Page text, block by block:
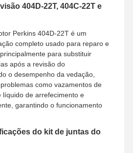
404D-22T, 404C-22T e
Perkins 404D-22T é um
completo usado para reparo e
para substituir
após a revisão do
o desempenho da vedação,
como vazamentos de
líquido de arrefecimento e
garantindo o funcionamento
do kit de juntas do